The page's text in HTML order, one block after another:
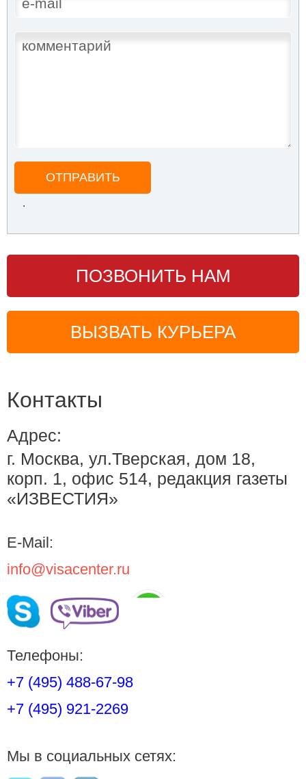
ОТПРАВИТЬ
.
ПОЗВОНИТЬ НАМ
ВЫЗВАТЬ КУРЬЕРА
Контакты
Адрес:
г. Москва, ул.Тверская, дом 18,
корп. 1, офис 514, редакция газеты
«ИЗВЕСТИЯ»
E-Mail:
info@visacenter.ru
Телефоны:
+7 (495) 488-67-98
+7 (495) 921-2269
Мы в социальных сетях: